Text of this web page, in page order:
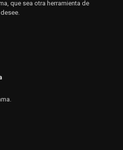
que sea otra herramienta de